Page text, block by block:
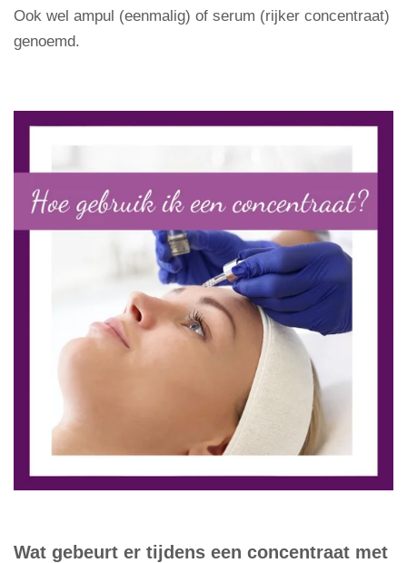
Ook wel ampul (eenmalig) of serum (rijker concentraat)
genoemd.
Wat gebeurt er tijdens een concentraat met